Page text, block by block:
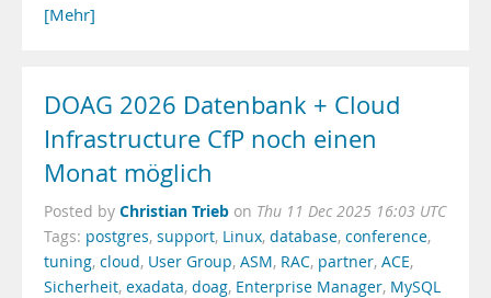
[Mehr]
DOAG 2026 Datenbank + Cloud
Infrastructure CfP noch einen
Monat möglich
Posted by Christian Trieb on Thu 11 Dec 2025 16:03 UTC
Tags: postgres, support, Linux, database, conference,
tuning, cloud, User Group, ASM, RAC, partner, ACE,
Sicherheit, exadata, doag, Enterprise Manager, MySQL